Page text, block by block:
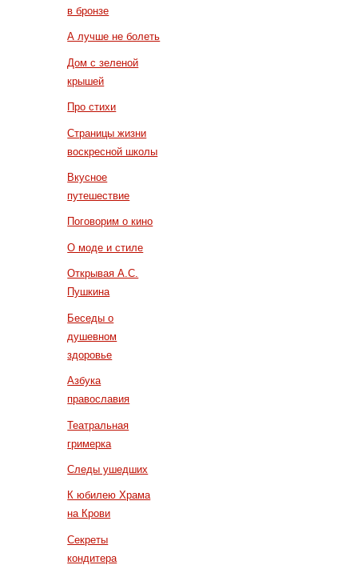
в бронзе
А лучше не болеть
Дом с зеленой
крышей
Про стихи
Страницы жизни
воскресной школы
Вкусное
путешествие
Поговорим о кино
О моде и стиле
Открывая А.С.
Пушкина
Беседы о
душевном
здоровье
Азбука
православия
Театральная
гримерка
Следы ушедших
К юбилею Храма
на Крови
Секреты
кондитера